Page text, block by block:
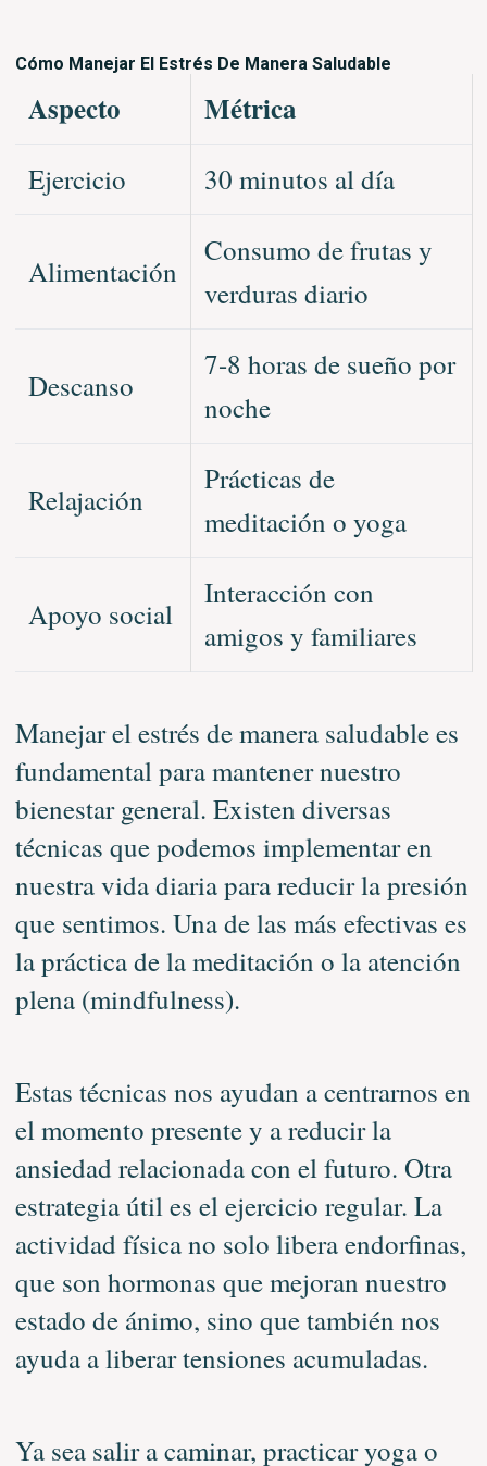
Cómo Manejar El Estrés De Manera Saludable
Aspecto Métrica
Ejercicio 30 minutos al dí­a
Alimentación
Consumo de frutas y
verduras diario
Descanso
7-8 horas de sueño por
noche
Relajación
Prácticas de
meditación o yoga
Apoyo social
Interacción con
amigos y familiares
Manejar el estrés de manera saludable es
fundamental para mantener nuestro
bienestar general. Existen diversas
técnicas que podemos implementar en
nuestra vida diaria para reducir la presión
que sentimos. Una de las más efectivas es
la práctica de la meditación o la atención
plena (mindfulness).
Estas técnicas nos ayudan a centrarnos en
el momento presente y a reducir la
ansiedad relacionada con el futuro. Otra
estrategia útil es el ejercicio regular. La
actividad física no solo libera endorfinas,
que son hormonas que mejoran nuestro
estado de ánimo, sino que también nos
ayuda a liberar tensiones acumuladas.
Ya sea salir a caminar, practicar yoga o